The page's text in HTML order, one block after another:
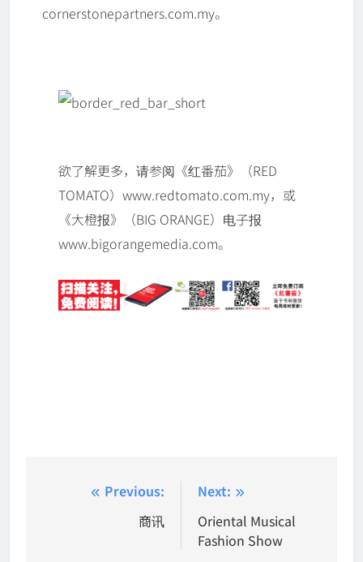
cornerstonepartners.com.my。
欲了解更多，请参阅《红番茄》（RED
TOMATO）www.redtomato.com.my，或
《大橙报》（BIG ORANGE）电子报
www.bigorangemedia.com。
navigation
Previous:
商讯
Next:
Oriental Musical
Fashion Show